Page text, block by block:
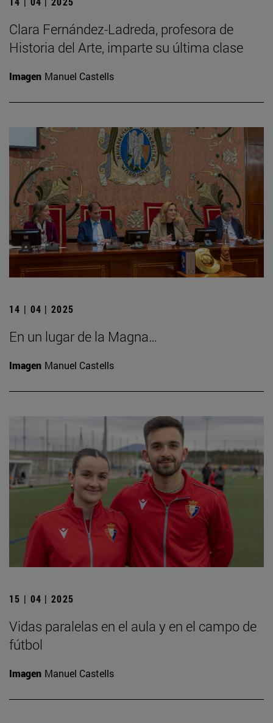
Clara Fernández-Ladreda, profesora de
Historia del Arte, imparte su última clase
Imagen Manuel Castells
14 | 04 | 2025
En un lugar de la Magna…
Imagen Manuel Castells
15 | 04 | 2025
Vidas paralelas en el aula y en el campo de
fútbol
Imagen Manuel Castells